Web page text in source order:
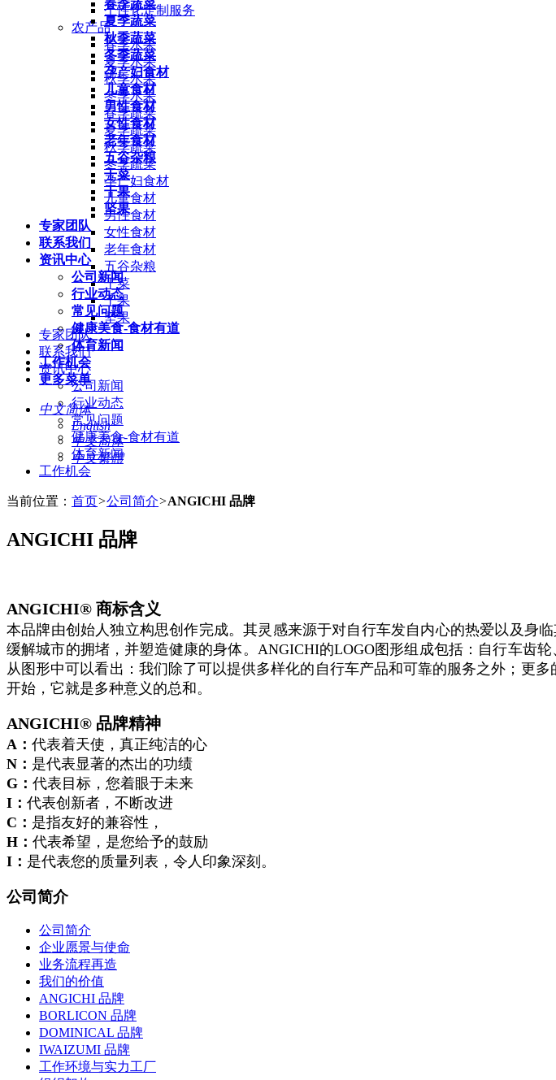
春季蔬菜
夏季蔬菜
秋季蔬菜
冬季蔬菜
孕产妇食材
儿童食材
男性食材
女性食材
老年食材
五谷杂粮
干菜
干果
坚果
专家团队
联系我们
资讯中心
公司新闻
行业动态
常见问题
健康美食-食材有道
体育新闻
工作机会
更多菜单
中文简体
English
中文简体
中文繁體
个性化定制服务
农产品
春季水果
夏季水果
秋季水果
冬季水果
春季蔬菜
夏季蔬菜
秋季蔬菜
冬季蔬菜
孕产妇食材
儿童食材
男性食材
女性食材
老年食材
五谷杂粮
干菜
干果
坚果
专家团队
联系我们
资讯中心
公司新闻
行业动态
常见问题
健康美食-食材有道
体育新闻
工作机会
当前位置： 首页>公司简介>ANGICHI 品牌
ANGICHI 品牌
ANGICHI® 商标含义
本品牌由创始人独立构思创作完成。其灵感来源于对自行车发自内心的热爱以及身
缓解城市的拥堵，并塑造健康的身体。ANGICHI的LOGO图形组成包括：自行车齿
从图形中可以看出：我们除了可以提供多样化的自行车产品和可靠的服务之外；更
开始，它就是多种意义的总和。
ANGICHI® 品牌精神
A： 代表着天使，真正纯洁的心
N： 是代表显著的杰出的功绩
G： 代表目标，您着眼于未来
I： 代表创新者，不断改进
C： 是指友好的兼容性，
H： 代表希望，是您给予的鼓励
I： 是代表您的质量列表，令人印象深刻。
公司简介
公司简介
企业愿景与使命
业务流程再造
我们的价值
ANGICHI 品牌
BORLICON 品牌
DOMINICAL 品牌
IWAIZUMI 品牌
工作环境与实力工厂